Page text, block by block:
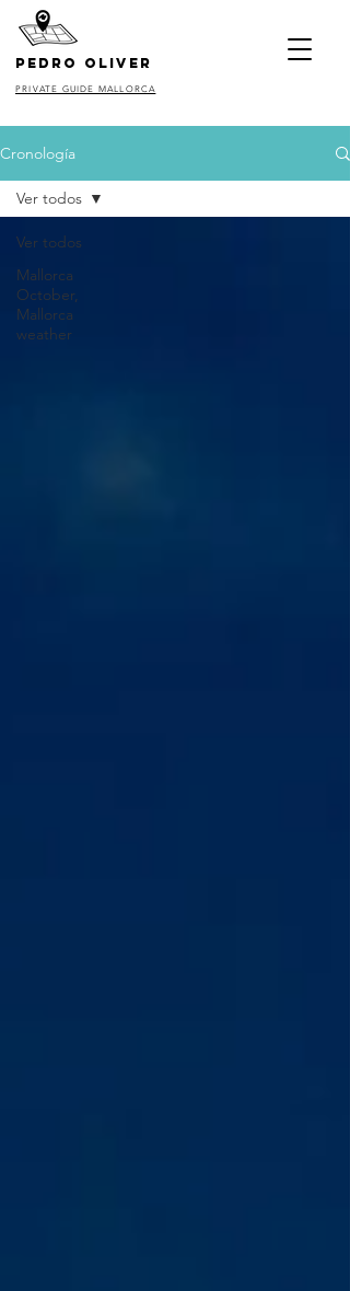
pedro oliver
PRIVATE GUIDE MALLORCA
Cronología
Ver todos
Mallorca
October,
Mallorca
weather
Ver todos